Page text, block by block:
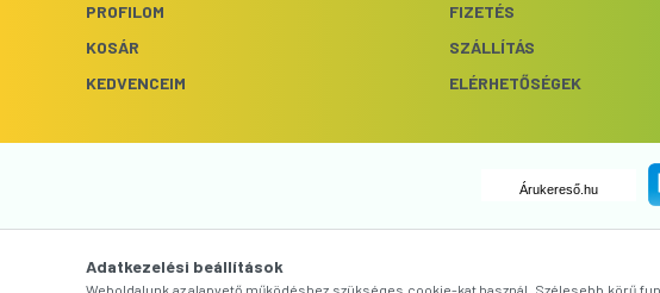
PROFILOM
KOSÁR
KEDVENCEIM
FIZETÉS
SZÁLLÍTÁS
ELÉRHETŐSÉGEK
Árukereső.hu
Adatkezelési beállítások
Weboldalunk az alapvető működéshez szükséges cookie-kat használ. Szélesebb körű